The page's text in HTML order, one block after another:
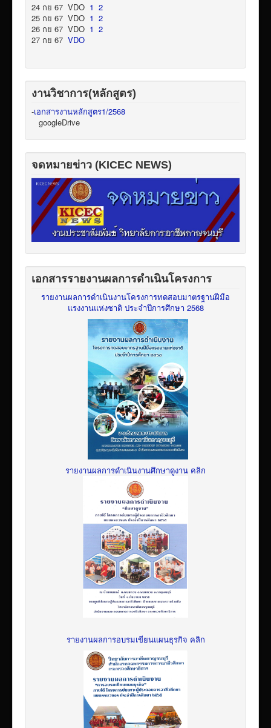
24 กย 67 VDO 1 2
25 กย 67 VDO 1 2
26 กย 67 VDO 1 2
27 กย 67 VDO
งานวิชาการ(หลักสูตร)
-เอกสารงานหลักสูตร1/2568
googleDrive
จดหมายข่าว (KICEC NEWS)
เอกสารรายงานผลการดำเนินโครงการ
รายงานผลการดำเนินงานโครงการทดสอบมาตรฐานฝีมือ
แรงงานแห่งชาติ ประจำปีการศึกษา 2568
รายงานผลการดำเนินงานศึกษาดูงาน คลิก
รายงานผลการอบรมเขียนแผนธุรกิจ คลิก